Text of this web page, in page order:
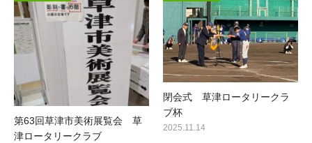
第63回草津市美術展覧会 草
津ロータリークラブ
閉会式 草津ロータリークラ
ブ杯
2025.11.14